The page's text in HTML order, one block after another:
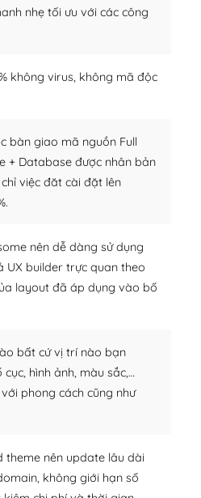
nhẹ tối ưu với các công
không virus, không mã độc
bàn giao mã nguồn Full
+ Database được nhân bản
việc đăt cài đặt lên
nên dễ dàng sử dụng
builder trực quan theo
layout đã áp dụng vào bố
bất cứ vị trí nào bạn
hình ảnh, màu sắc,…
phong cách cũng như
theme nên update lâu dài
không giới hạn số